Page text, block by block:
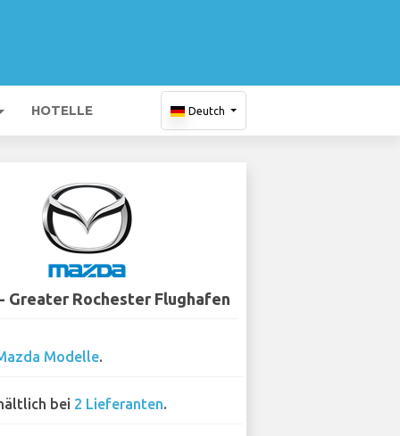
HOTELLE Deutch
Greater Rochester Flughafen
Modelle.
bei 2 Lieferanten.